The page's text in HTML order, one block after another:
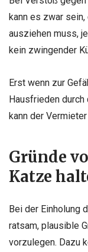
kann es zwar
ausziehen muss,
kein zwingender
Erst wenn zur
Hausfrieden
kann der
Gründe
Katze
Bei der Einholung
ratsam, plausible
vorzulegen. Dazu